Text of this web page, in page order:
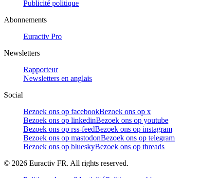
Publicité politique
Abonnements
Euractiv Pro
Newsletters
Rapporteur
Newsletters en anglais
Social
Bezoek ons op facebookBezoek ons op x
Bezoek ons op linkedinBezoek ons op youtube
Bezoek ons op rss-feedBezoek ons op instagram
Bezoek ons op mastodonBezoek ons op telegram
Bezoek ons op blueskyBezoek ons op threads
© 2026 Euractiv FR. All rights reserved.